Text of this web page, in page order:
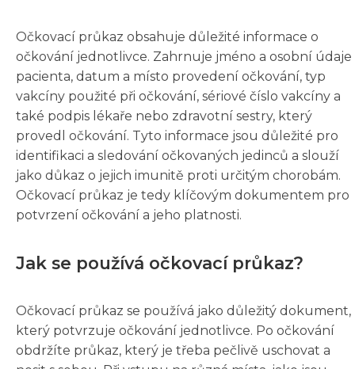
Očkovací průkaz obsahuje důležité informace o
očkování jednotlivce. Zahrnuje jméno a osobní údaje
pacienta, datum a místo provedení očkování, typ
vakcíny použité při očkování, sériové číslo vakcíny a
také podpis lékaře nebo zdravotní sestry, který
provedl očkování. Tyto informace jsou důležité pro
identifikaci a sledování očkovaných jedinců a slouží
jako důkaz o jejich imunitě proti určitým chorobám.
Očkovací průkaz je tedy klíčovým dokumentem pro
potvrzení očkování a jeho platnosti.
Jak se používá očkovací průkaz?
Očkovací průkaz se používá jako důležitý dokument,
který potvrzuje očkování jednotlivce. Po očkování
obdržíte průkaz, který je třeba pečlivě uschovat a